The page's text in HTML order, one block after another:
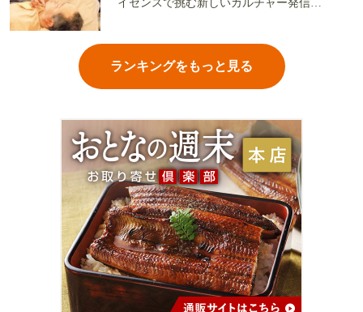
イセンスで挑む新しいカルチャー発信基
ランキングをもっと見る